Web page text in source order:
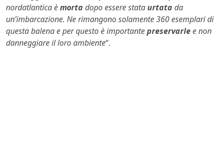
nordatlantica èmortadopo essere stata urtatada
un’imbarcazione. Ne rimangono solamente 360 esemplari di
questa balena e per questo è importantepreservarlee non
danneggiare il loro ambiente“.